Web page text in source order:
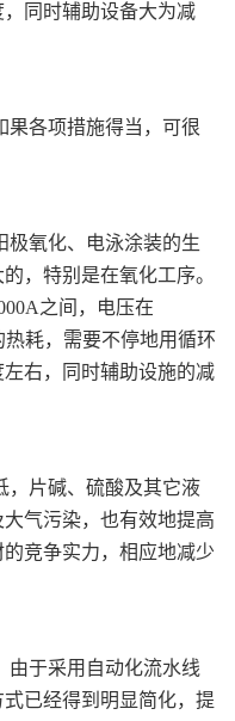
同时辅助设备大为减
果各项措施得当，可很
极氧化、电泳涂装的生
，特别是在氧化工序。
之间，电压在
耗，需要不停地用循环
右，同时辅助设施的减
，片碱、硫酸及其它液
气污染，也有效地提高
竞争实力，相应地减少
由于采用自动化流水线
已经得到明显简化，提